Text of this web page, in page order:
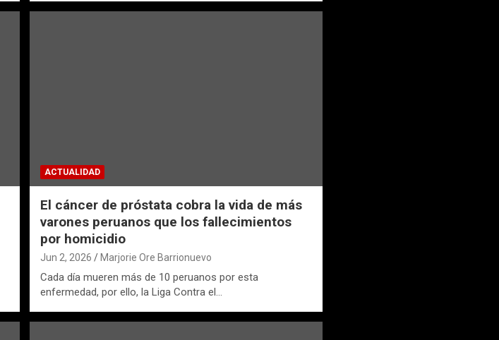
ACTUALIDAD
El cáncer de próstata cobra la vida de más
varones peruanos que los fallecimientos
por homicidio
Jun 2, 2026 Marjorie Ore Barrionuevo
Cada día mueren más de 10 peruanos por esta
enfermedad, por ello, la Liga Contra el…